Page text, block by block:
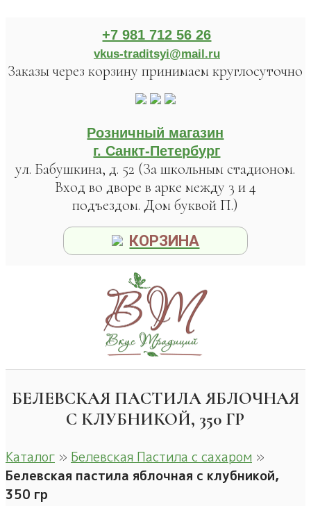
+7 981 712 56 26
vkus-traditsyi@mail.ru
Заказы через корзину принимаем круглосуточно
Розничный магазин
г. Санкт-Петербург
ул. Бабушкина, д. 52 (За школьным стадионом.
Вход во дворе в арке между 3 и 4
подъездом. Дом буквой П.)
КОРЗИНА
БЕЛЕВСКАЯ ПАСТИЛА ЯБЛОЧНАЯ
С КЛУБНИКОЙ, 350 ГР
Каталог » Белевская Пастила с сахаром »
Белевская пастила яблочная с клубникой,
350 гр